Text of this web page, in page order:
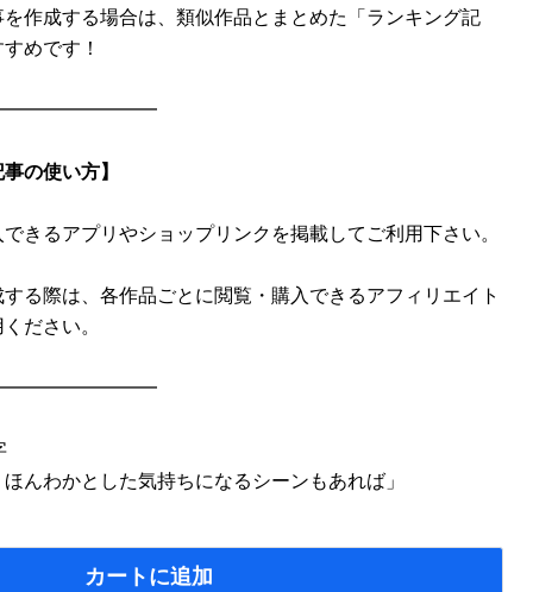
作成する場合は、類似作品とまとめた「ランキング記
めです！
の使い方】
きるアプリやショップリンクを掲載してご利用下さい。
する際は、各作品ごとに閲覧・購入できるアフィリエイト
ださい。
んわかとした気持ちになるシーンもあれば」
カートに追加